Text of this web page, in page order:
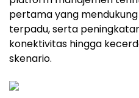
pertama yang
terpadu, serta
konektivitas hingga
skenario.